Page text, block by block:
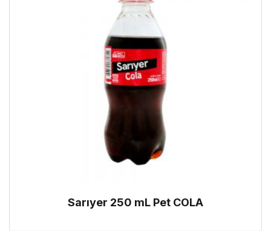
Sarıyer 250 mL Pet COLA